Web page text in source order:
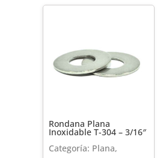
Rondana Plana
Inoxidable T-304 – 3/16″
Categoría: Plana,